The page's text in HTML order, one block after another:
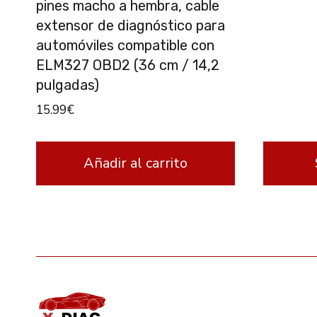
pines macho a hembra, cable
extensor de diagnóstico para
automóviles compatible con
ELM327 OBD2 (36 cm / 14,2
pulgadas)
15.99€
Añadir al carrito